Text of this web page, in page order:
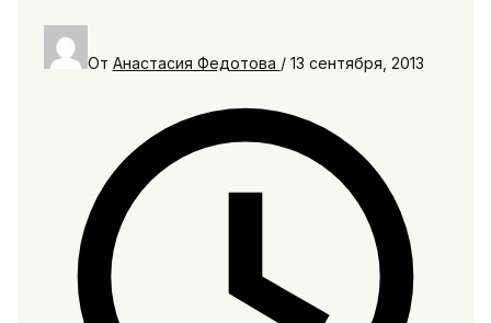
От Анастасия Федотова / 13 сентября, 2013